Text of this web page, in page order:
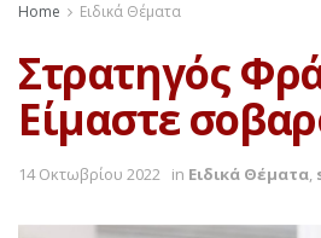
Home Ειδικά Θέματα
Στρατηγός
Είμαστε
14 Οκτωβρίου 2022 in Ειδικά Θέματα,